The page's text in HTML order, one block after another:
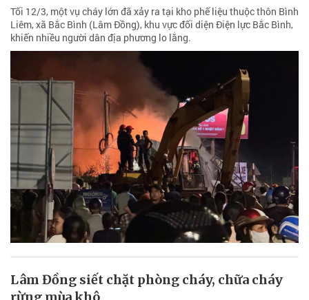
Tối 12/3, một vụ cháy lớn đã xảy ra tại kho phế liệu thuộc thôn Bình
Liêm, xã Bắc Bình (Lâm Đồng), khu vực đối diện Điện lực Bắc Bình,
khiến nhiều người dân địa phương lo lắng.
Lâm Đồng siết chặt phòng cháy, chữa cháy
rừng mùa khô